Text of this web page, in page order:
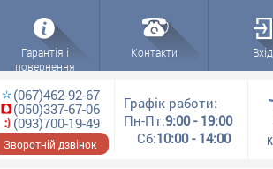
Гарантія і
повернення
Контакти Вхід
(067)462-92-67
(050)337-67-06
(093)700-19-49
Зворотній дзвінок
Графік работи:
Пн-Пт:9:00 - 19:00
Сб:10:00 - 14:00